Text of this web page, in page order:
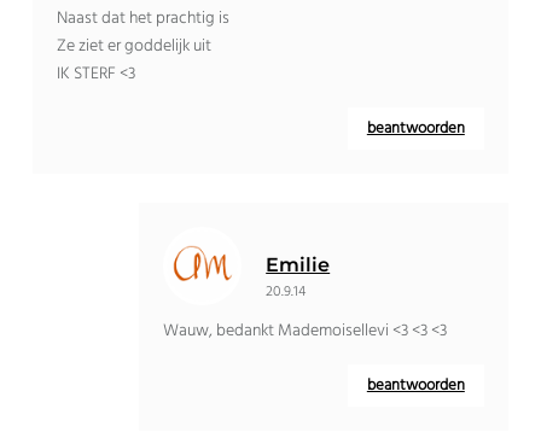
Naast dat het prachtig is
Ze ziet er goddelijk uit
IK STERF <3
beantwoorden
Emilie
20.9.14
Wauw, bedankt Mademoisellevi <3 <3 <3
beantwoorden